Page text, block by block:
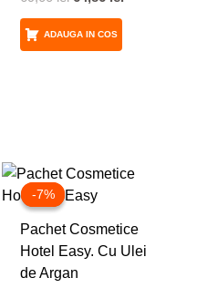
ADAUGA IN COS
lei.
-7%
-7%
Pachet Cosmetice
Hotel Easy. Cu Ulei
de Argan
Prețul
a
fost:
1.848,00 lei.